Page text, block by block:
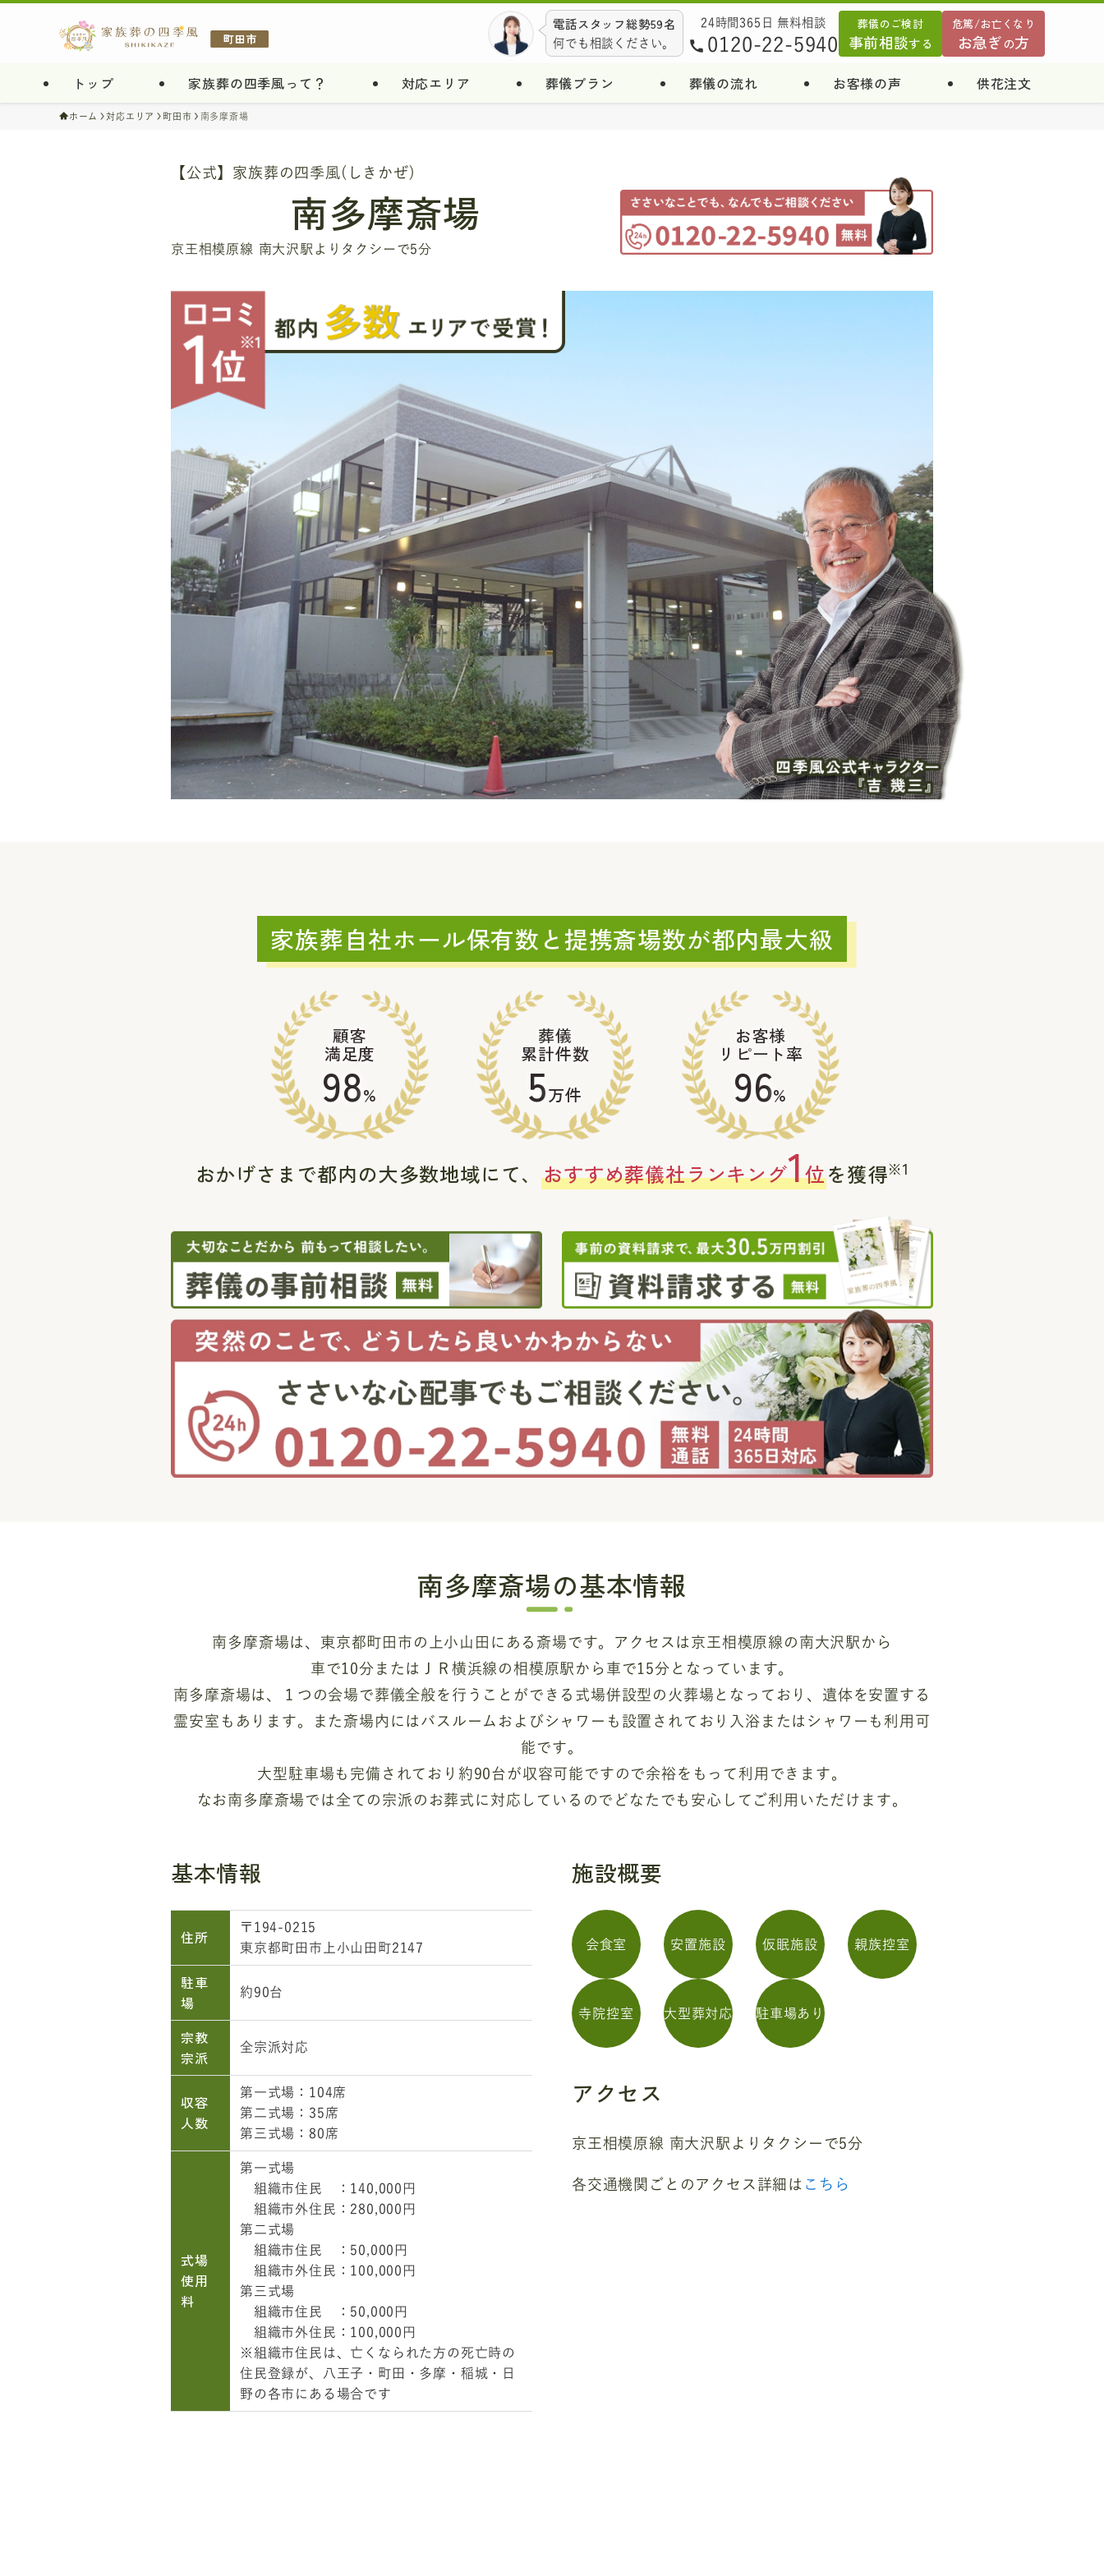
トップ 家族葬の四季風って？ 対応エリア 葬儀プラン 葬儀の流れ お客様の声 供花注文
電話スタッフ総勢59名
何でも相談ください。
24時間365日 無料相談
0120-22-5940
葬儀のご検討
事前相談する
危篤/お亡くなり
お急ぎの方
ホーム 対応エリア 町田市 南多摩斎場
【公式】家族葬の四季風(しきかぜ)
南多摩斎場
京王相模原線 南大沢駅よりタクシーで5分
家族葬自社ホール保有数と提携斎場数が都内最大級
顧客
満足度
98%
葬儀
累計件数
5万件
お客様
リピート率
96%
おかげさまで都内の大多数地域にて、おすすめ葬儀社ランキング1位を獲得※1
南多摩斎場の基本情報
南多摩斎場は、東京都町田市の上小山田にある斎場です。アクセスは京王相模原線の南大沢駅から
車で10分またはＪＲ横浜線の相模原駅から車で15分となっています。
南多摩斎場は、１つの会場で葬儀全般を行うことができる式場併設型の火葬場となっており、遺体を安置する
霊安室もあります。また斎場内にはバスルームおよびシャワーも設置されており入浴またはシャワーも利用可
能です。
大型駐車場も完備されており約90台が収容可能ですので余裕をもって利用できます。
なお南多摩斎場では全ての宗派のお葬式に対応しているのでどなたでも安心してご利用いただけます。
基本情報
住所
〒194-0215
東京都町田市上小山田町2147
駐車
場
約90台
宗教
宗派
全宗派対応
収容
人数
第一式場：104席
第二式場：35席
第三式場：80席
式場
使用
料
第一式場
組織市住民 ：140,000円
組織市外住民：280,000円
第二式場
組織市住民 ：50,000円
組織市外住民：100,000円
第三式場
組織市住民 ：50,000円
組織市外住民：100,000円
※組織市住民は、亡くなられた方の死亡時の
住民登録が、八王子・町田・多摩・稲城・日
野の各市にある場合です
施設概要
会食室 安置施設 仮眠施設 親族控室
寺院控室 大型葬対応 駐車場あり
アクセス
京王相模原線 南大沢駅よりタクシーで5分
各交通機関ごとのアクセス詳細は こちら